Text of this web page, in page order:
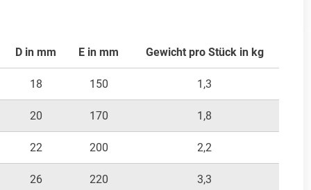
D in mm E in mm Gewicht pro Stück in kg
18 150 1,3
20 170 1,8
22 200 2,2
26 220 3,3